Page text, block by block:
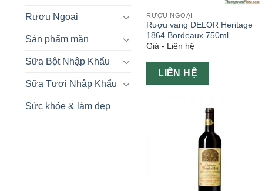
Rượu Ngoại
Sản phẩm mặn
Sữa Bột Nhập Khẩu
Sữa Tươi Nhập Khẩu
Sức khỏe & làm đẹp
RƯỢU NGOẠI
Rượu vang DELOR Heritage
1864 Bordeaux 750ml
Giá - Liên hệ
LIÊN HỆ